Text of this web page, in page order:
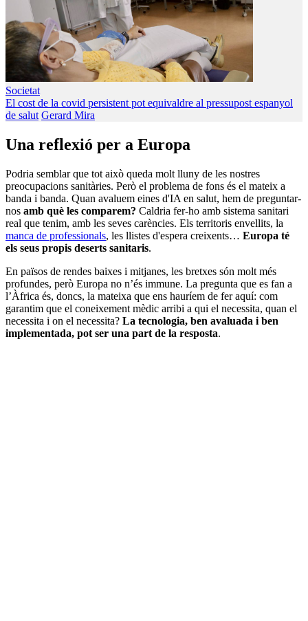
Societat
El cost de la covid persistent pot equivaldre al pressupost espanyol
de salut Gerard Mira
Una reflexió per a Europa
Podria semblar que tot això queda molt lluny de les nostres
preocupacions sanitàries. Però el problema de fons és el mateix a
banda i banda. Quan avaluem eines d'IA en salut, hem de preguntar-
nos amb què les comparem? Caldria fer-ho amb sistema sanitari
real que tenim, amb les seves carències. Els territoris envellits, la
manca de professionals, les llistes d'espera creixents… Europa té
els seus propis deserts sanitaris.
En països de rendes baixes i mitjanes, les bretxes són molt més
profundes, però Europa no n’és immune. La pregunta que es fan a
l’Àfrica és, doncs, la mateixa que ens hauríem de fer aquí: com
garantim que el coneixement mèdic arribi a qui el necessita, quan el
necessita i on el necessita? La tecnologia, ben avaluada i ben
implementada, pot ser una part de la resposta.